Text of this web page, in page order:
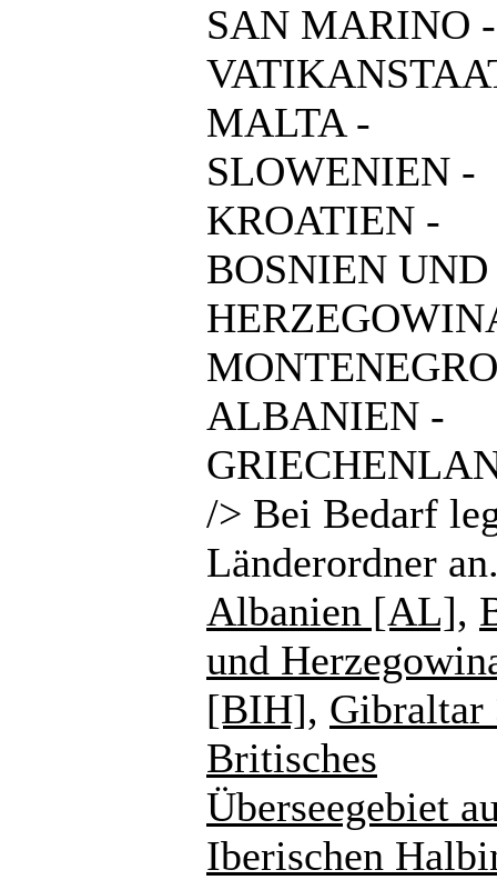
SAN MARINO -
MALTA -
SLOWENIEN -
KROATIEN -
BOSNIEN UND
ALBANIEN -
/> Bei Bedarf
Länderordner
Albanien [AL],
und
[BIH], Gibraltar
Britisches
Überseegebiet
Iberischen